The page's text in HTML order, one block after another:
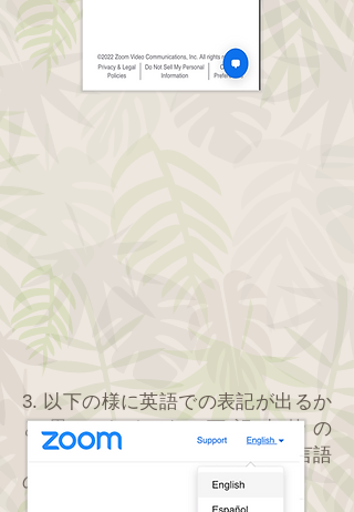
3. 以下の様に英語での表記が出るか
と思いますが、下記赤枠の
「English」をクリックすると、言語
の変更ができます。